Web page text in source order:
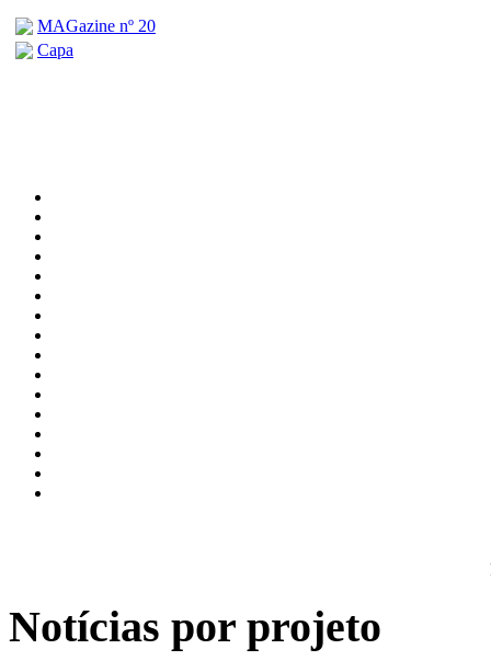
MAGazine nº 20
Capa
Notícias por projeto